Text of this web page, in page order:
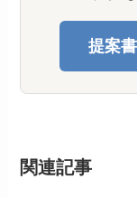
提案
関連記事